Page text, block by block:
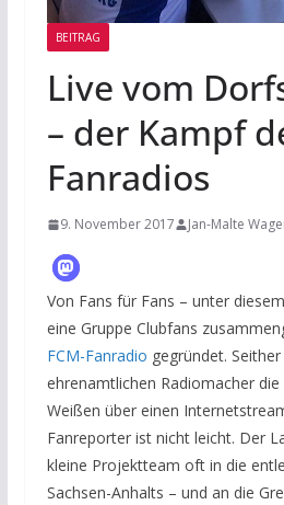
BEITRAG
Live vom
– der Kampf
Fanradios
9. November 2017 Jan-Malte
Von Fans für Fans – unter
eine Gruppe Clubfans
FCM-Fanradio gegründet.
ehrenamtlichen Radiomacher die
Weißen über einen
Fanreporter ist nicht leicht. Der
kleine Projektteam oft in die
Sachsen-Anhalts – und an die